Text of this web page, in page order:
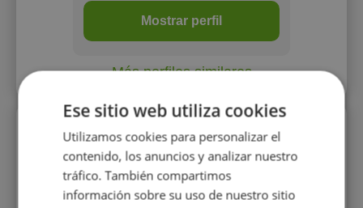
Mostrar perfil
Más perfiles similares
Perfiles vistos
Ese sitio web utiliza cookies
Utilizamos cookies para personalizar el
contenido, los anuncios y analizar nuestro
tráfico. También compartimos
información sobre su uso de nuestro sitio